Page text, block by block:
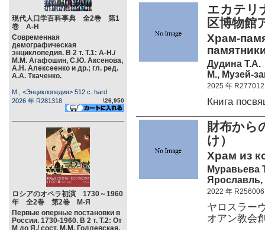
現代人口学百科事典 全2巻 第1
巻 А-Н
Современная
демографическая
энциклопедия. В 2 т. Т.1: А-Н./
М.М. Агафошин, С.Ю. Аксенова,
А.Н. Алексеенко и др.; гл. ред.
А.А. Ткаченко.
М., <Энциклопедия> 512 c. hard
2026 年 R281318
\26,950
ロシアのオペラ初演 1730～1960
年 全2巻 第2巻 М-Я
Первые оперные постановки в
России. 1730-1960. В 2 т. Т.2: От
М до Я./ сост. М.М. Годлевская.
エカテリ
区博物館
Храм-
Дудина Т.А.
М., Музей-
2025 年 R277012
Книга
財布から
け）
Храм из
Муравьева
Ярославль,
2022 年 R256006
ヤロスラー
オアン教会